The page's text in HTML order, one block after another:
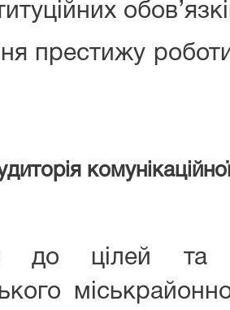
престижу
до цілей та